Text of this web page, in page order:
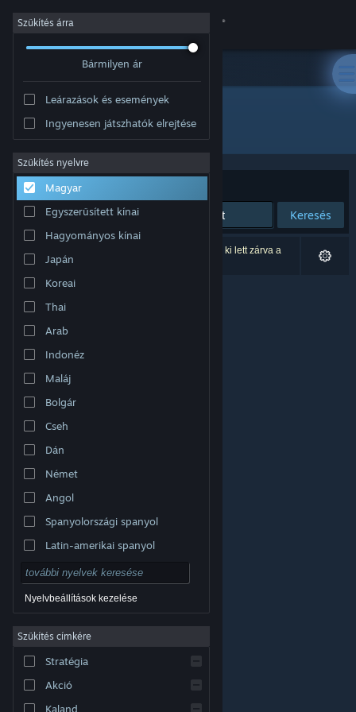
Bejelentkezés
Névjegy
Támogatás
Nyelvváltás
A Steam mobilalkalmazás beszerzése
Asztali weboldalra váltás
védjegyek jogos tulajdonosaiké az Egyesült
szabályzat
| Jogi információk
Steam előfizetői szerződés
Szűkítés árra
Bármilyen ár
Leárazások és események
Ingyenesen játszhatók elrejtése
Szűkítés nyelvre
Magyar
Egyszerűsített kínai
Hagyományos kínai
Japán
Koreai
Thai
Arab
Indonéz
Maláj
Bolgár
Cseh
Dán
Német
Angol
Spanyolországi spanyol
Latin-amerikai spanyol
Nyelvbeállítások kezelése
Szűkítés címkére
Stratégia
Akció
Kaland
Fejlesztő: Brimstone
Rendezés Relevancia
Keresés
0 eredmény felel meg a keresésednek. 5 termék ki lett zárva a
beállításaid alapján.